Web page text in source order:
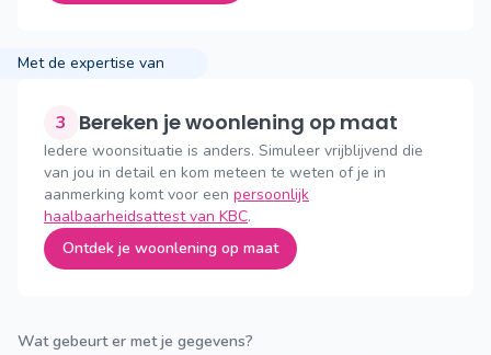
Met de expertise van
3 Bereken je woonlening op maat
Iedere woonsituatie is anders. Simuleer vrijblijvend die
van jou in detail en kom meteen te weten of je in
aanmerking komt voor een persoonlijk
haalbaarheidsattest van KBC.
Ontdek je woonlening op maat
Wat gebeurt er met je gegevens?